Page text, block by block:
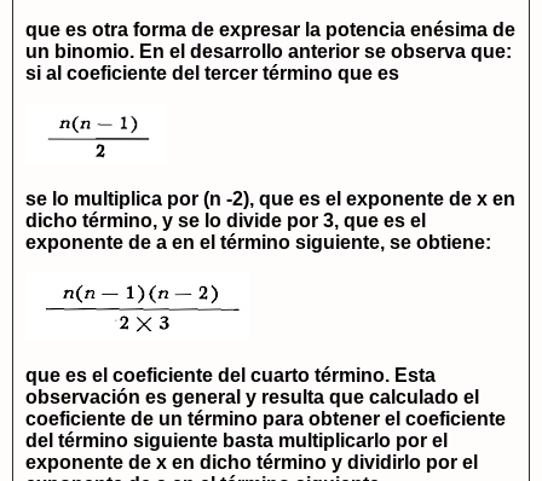
que es otra forma de expresar la potencia enésima de
un binomio. En el desarrollo anterior se observa que:
si al coeficiente del tercer término que es
se lo multiplica por (n -2), que es el exponente de x en
dicho término, y se lo divide por 3, que es el
exponente de a en el término siguiente, se obtiene:
que es el coeficiente del cuarto término. Esta
observación es general y resulta que calculado el
coeficiente de un término para obtener el coeficiente
del término siguiente basta multiplicarlo por el
exponente de x en dicho término y dividirlo por el